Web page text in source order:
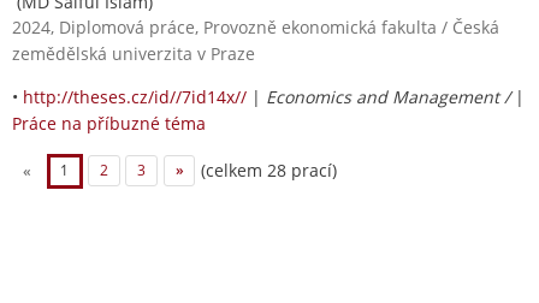
2024, Diplomová práce, Provozně ekonomická fakulta / Česká
zemědělská univerzita v Praze
• http://theses.cz/id//7id14x// | Economics and Management / |
Práce na příbuzné téma
« 1 2 3 » (celkem 28 prací)